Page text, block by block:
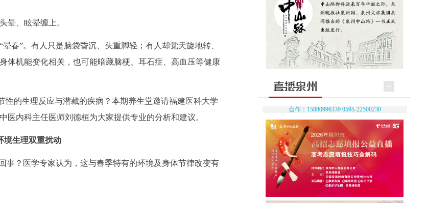
晕、眩晕缠上。
春”。有人只是脑袋昏沉、头重脚轻；有人却觉天旋地转、
体机能变化相关，也可能暗藏脑梗、耳石症、高血压等健康
性的生理反应与潜藏的疾病？本期养生堂邀请福建医科大学
内科主任医师刘德桓为大家提供专业的分析和建议。
境生理双重扰动
事？医学专家认为，这与春季特有的环境及身体节律改变有
合作：15880996339 0595-22500230